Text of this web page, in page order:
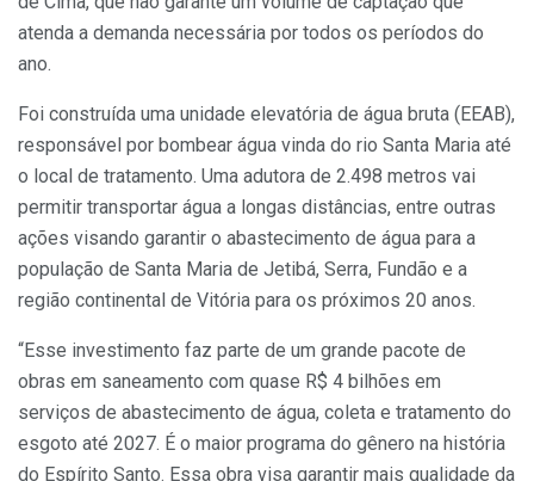
atenda a demanda necessária por todos os períodos do
ano.
Foi construída uma unidade elevatória de água bruta (EEAB),
responsável por bombear água vinda do rio Santa Maria até
o local de tratamento. Uma adutora de 2.498 metros vai
permitir transportar água a longas distâncias, entre outras
ações visando garantir o abastecimento de água para a
população de Santa Maria de Jetibá, Serra, Fundão e a
região continental de Vitória para os próximos 20 anos.
“Esse investimento faz parte de um grande pacote de
obras em saneamento com quase R$ 4 bilhões em
serviços de abastecimento de água, coleta e tratamento do
esgoto até 2027. É o maior programa do gênero na história
do Espírito Santo. Essa obra visa garantir mais qualidade da